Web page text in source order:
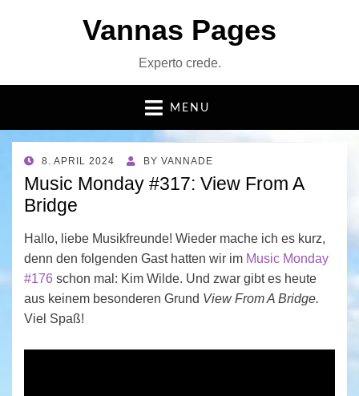
Vannas Pages
Experto crede.
MENU
POSTED
ON
8. APRIL 2024 BY VANNADE
Music Monday #317: View From A
Bridge
Hallo, liebe Musikfreunde! Wieder mache ich es kurz,
denn den folgenden Gast hatten wir im Music Monday
#176 schon mal: Kim Wilde. Und zwar gibt es heute
aus keinem besonderen Grund View From A Bridge.
Viel Spaß!